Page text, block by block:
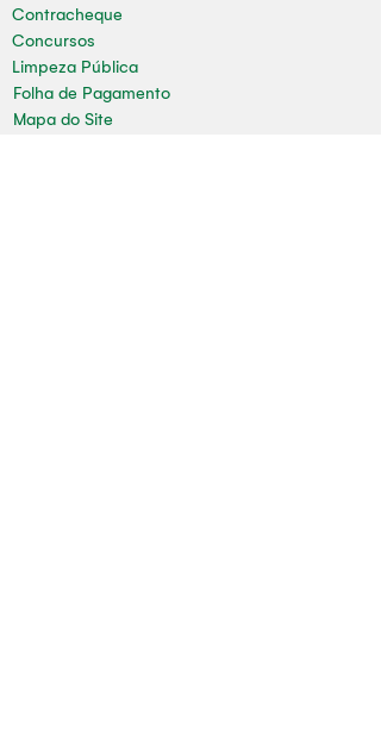
Contracheque
Concursos
Limpeza Pública
Folha de Pagamento
Mapa do Site